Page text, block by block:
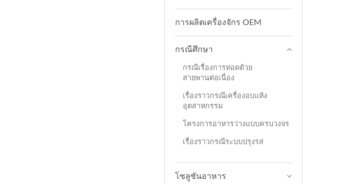
การผลิตเครื่องจักร OEM
กรณีศึกษา
กรณีเรื่องการทอดด้วย
สายพานต่อเนื่อง
เรื่องราวกรณีเครื่องอบแห้ง
อุตสาหกรรม
โครงการอาหารว่างแบบครบวงจร
เรื่องราวกรณีระบบปรุงรส
โซลูชันอาหาร